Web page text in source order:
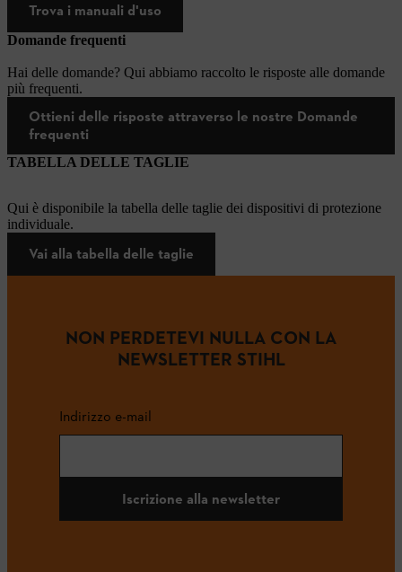
Trova i manuali d'uso
Domande frequenti
Hai delle domande? Qui abbiamo raccolto le risposte alle domande
più frequenti.
Ottieni delle risposte attraverso le nostre Domande
frequenti
TABELLA DELLE TAGLIE
Qui è disponibile la tabella delle taglie dei dispositivi di protezione
individuale.
Vai alla tabella delle taglie
NON PERDETEVI NULLA CON LA
NEWSLETTER STIHL
Indirizzo e-mail
Iscrizione alla newsletter